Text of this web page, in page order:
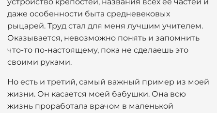
даже особенности быта средневековых
рыцарей. Труд стал для меня лучшим учителем.
Оказывается, невозможно понять и запомнить
что-то по-настоящему, пока не сделаешь это
своими руками.
Но есть и третий, самый важный пример из моей
жизни. Он касается моей бабушки. Она всю
жизнь проработала врачом в маленькой